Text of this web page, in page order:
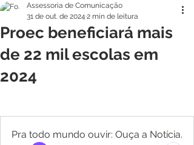
Proec beneficiará mais
de 22 mil escolas em
2024
Assessoria de Comunicação
31 de out. de 2024 2 min de leitura
Pra todo mundo ouvir: Ouça a Notícia.